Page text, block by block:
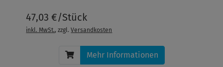
47,03 €/Stück
inkl. MwSt., zzgl.Versandkosten
Mehr Informationen